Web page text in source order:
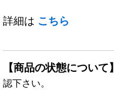
詳細は こちら
【商品の状態について】
認下さい。